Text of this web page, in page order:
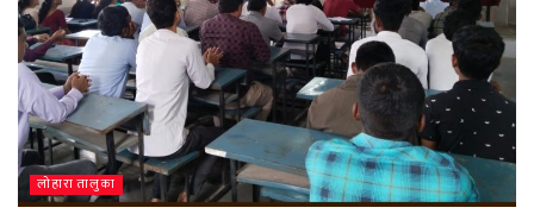
लोहारा तालुका